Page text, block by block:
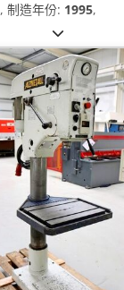
, 制造年份: 1995,